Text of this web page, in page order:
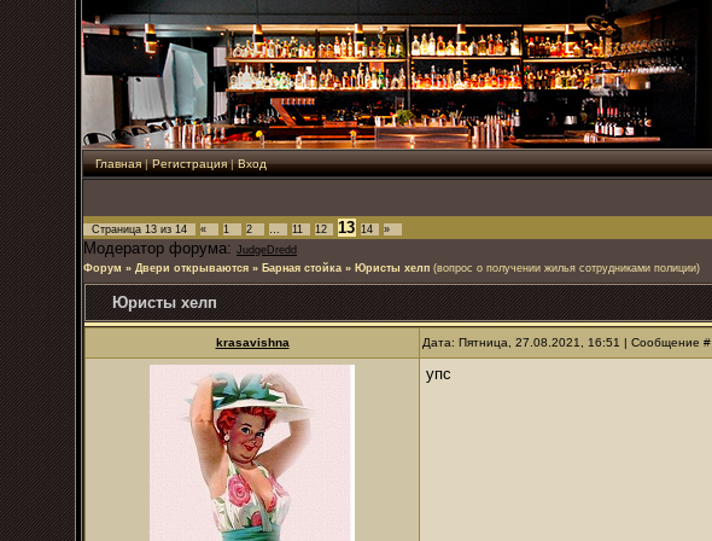
Главная|Регистрация|Вход
Страница 13 из 14 « 1 2 … 11 12 13 14 »
Модератор форума: JudgeDredd
Форум » Двери открываются » Барная стойка » Юристы хелп (вопрос о получении жилья сотрудниками полиции)
Юристы хелп
krasavishna Дата: Пятница, 27.08.2021, 16:51 | Сообщение #
упс